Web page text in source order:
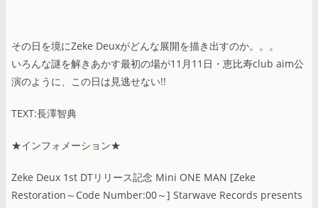
その日を境にZeke Deuxがどんな展開を描き出すのか。。。
いろんな謎を解きあかす最初の場が11月11日・恵比寿club aim公
演のように、この日は見逃せない!!
TEXT:長澤智典
★インフォメーション★
Zeke Deux 1st DTリリース記念 Mini ONE MAN [Zeke
Restoration～Code Number:00～] Starwave Records presents